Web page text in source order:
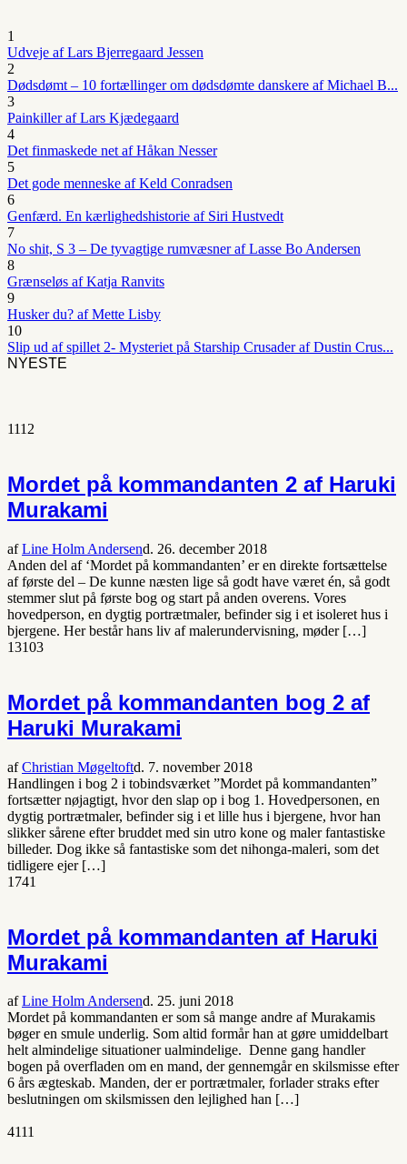
1
Udveje af Lars Bjerregaard Jessen
2
Dødsdømt – 10 fortællinger om dødsdømte danskere af Michael B...
3
Painkiller af Lars Kjædegaard
4
Det finmaskede net af Håkan Nesser
5
Det gode menneske af Keld Conradsen
6
Genfærd. En kærlighedshistorie af Siri Hustvedt
7
No shit, S 3 – De tyvagtige rumvæsner af Lasse Bo Andersen
8
Grænseløs af Katja Ranvits
9
Husker du? af Mette Lisby
10
Slip ud af spillet 2- Mysteriet på Starship Crusader af Dustin Crus...
NYESTE
1112
Mordet på kommandanten 2 af Haruki
Murakami
afLine Holm Andersend. 26. december 2018
Anden del af ‘Mordet på kommandanten’ er en direkte fortsættelse
af første del – De kunne næsten lige så godt have været én, så godt
stemmer slut på første bog og start på anden overens. Vores
hovedperson, en dygtig portrætmaler, befinder sig i et isoleret hus i
bjergene. Her består hans liv af malerundervisning, møder […]
13103
Mordet på kommandanten bog 2 af
Haruki Murakami
afChristian Møgeltoftd. 7. november 2018
Handlingen i bog 2 i tobindsværket ”Mordet på kommandanten”
fortsætter nøjagtigt, hvor den slap op i bog 1. Hovedpersonen, en
dygtig portrætmaler, befinder sig i et lille hus i bjergene, hvor han
slikker sårene efter bruddet med sin utro kone og maler fantastiske
billeder. Dog ikke så fantastiske som det nihonga-maleri, som det
tidligere ejer […]
1741
Mordet på kommandanten af Haruki
Murakami
afLine Holm Andersend. 25. juni 2018
Mordet på kommandanten er som så mange andre af Murakamis
bøger en smule underlig. Som altid formår han at gøre umiddelbart
helt almindelige situationer ualmindelige. Denne gang handler
bogen på overfladen om en mand, der gennemgår en skilsmisse efter
6 års ægteskab. Manden, der er portrætmaler, forlader straks efter
beslutningen om skilsmissen den lejlighed han […]
4111